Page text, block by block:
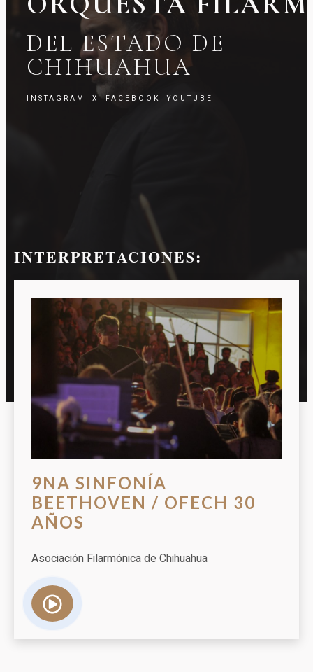
DEL ESTADO DE
CHIHUAHUA
INSTAGRAM X FACEBOOK YOUTUBE
INTERPRETACIONES:
9NA SINFONÍA
BEETHOVEN / OFECH 30
AÑOS
Asociación Filarmónica de Chihuahua